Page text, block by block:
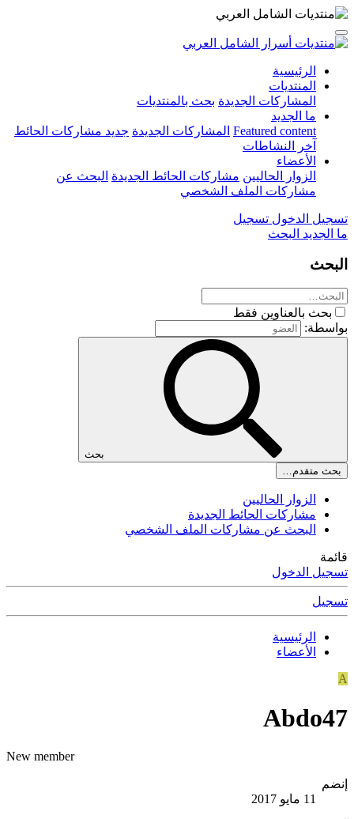
الرئيسية
المنتديات
المشاركات الجديدة بحث بالمنتديات
ما الجديد
Featured content المشاركات الجديدة جديد مشاركات الحائط
آخر النشاطات
الأعضاء
الزوار الحاليين مشاركات الحائط الجديدة البحث عن
مشاركات الملف الشخصي
تسجيل الدخول تسجيل
ما الجديد البحث
البحث
بحث بالعناوين فقط
بواسطة:
بحث
بحث متقدم…
الزوار الحاليين
مشاركات الحائط الجديدة
البحث عن مشاركات الملف الشخصي
قائمة
تسجيل الدخول
تسجيل
الرئيسية
الأعضاء
A
Abdo47
New member
إنضم
11 مايو 2017